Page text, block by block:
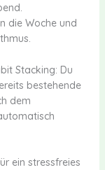
die Woche und
Stacking: Du
bestehende
dem
ein stressfreies